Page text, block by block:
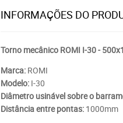
INFORMAÇÕES DO
Torno mecânico ROMI I-30 -
Marca: ROMI
Modelo: I-30
Diâmetro usinável sobre o
Distância entre pontas: 1000mm